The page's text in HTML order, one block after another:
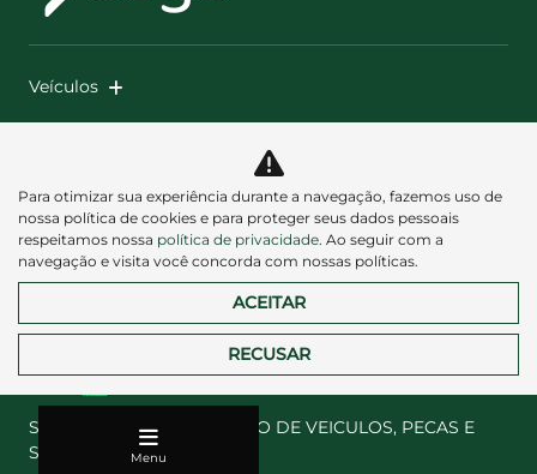
Veículos
Política de privacidade
Desacelere. Seu bem maior é a vida.
SAGA MICHIGAN COMERCIO DE VEICULOS, PECAS E
SERVICOS LTDA
Menu
Para otimizar sua experiência durante a navegação, fazemos uso de
nossa política de cookies e para proteger seus dados pessoais
respeitamos nossa política de privacidade. Ao seguir com a
navegação e visita você concorda com nossas políticas.
ACEITAR
RECUSAR